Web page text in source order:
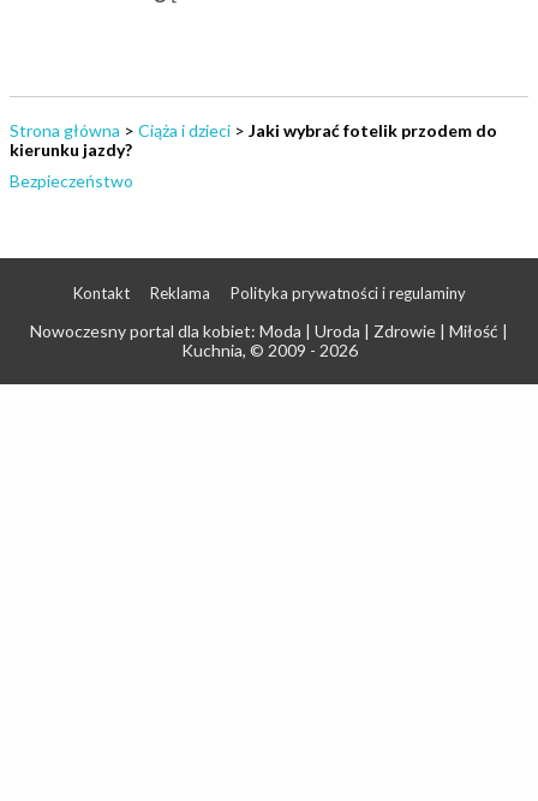
Strona główna > Ciąża i dzieci > Jaki wybrać fotelik przodem do
kierunku jazdy?
Bezpieczeństwo
Kontakt Reklama Polityka prywatności i regulaminy
Nowoczesny portal dla kobiet: Moda | Uroda | Zdrowie | Miłość |
Kuchnia, © 2009 - 2026